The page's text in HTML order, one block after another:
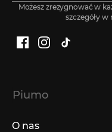
Możesz zrezygnować w
szczegóły
Facebook
Instagram
TikTok
Piumo
O nas